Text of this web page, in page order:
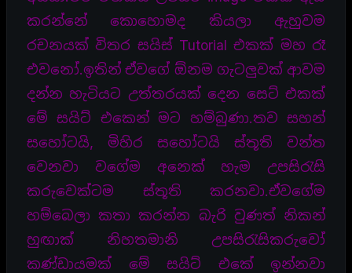
කරන්නේ කොහොමද කියලා ඇහුවම
රචනයක් විතර සයිස් Tutorial එකක් මහ රෑ
එවනෝ.ඉතින් ඒවගේ ඕනම ගැටලුවක් ආවම
දන්න හැටියට උත්තරයක් දෙන සෙට් එකක්
මේ සයිට් එකෙන් මට හම්බුණා.තව සහන්
සහෝටයි, මිහිර සහෝටයි ස්තූති වන්ත
වෙනවා වගේම අනෙක් හැම උපසිරැසි
කරුවෙක්ටම ස්තූති කරනවා.ඒවගේම
හම්බෙලා කතා කරන්න බැරි වුණත් නිකන්
හුඟාක් නිහතමානි උපසිරැසිකරුවෝ
කණ්ඩායමක් මේ සයිට් එකේ ඉන්නවා